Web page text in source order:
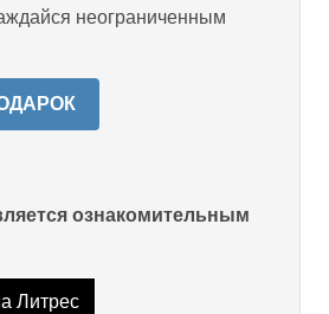
неограниченным
ознакомительным
Литрес